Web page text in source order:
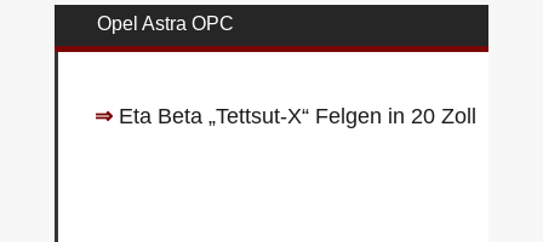
Opel Astra OPC
⇒Eta Beta „Tettsut-X“ Felgen in 20 Zoll